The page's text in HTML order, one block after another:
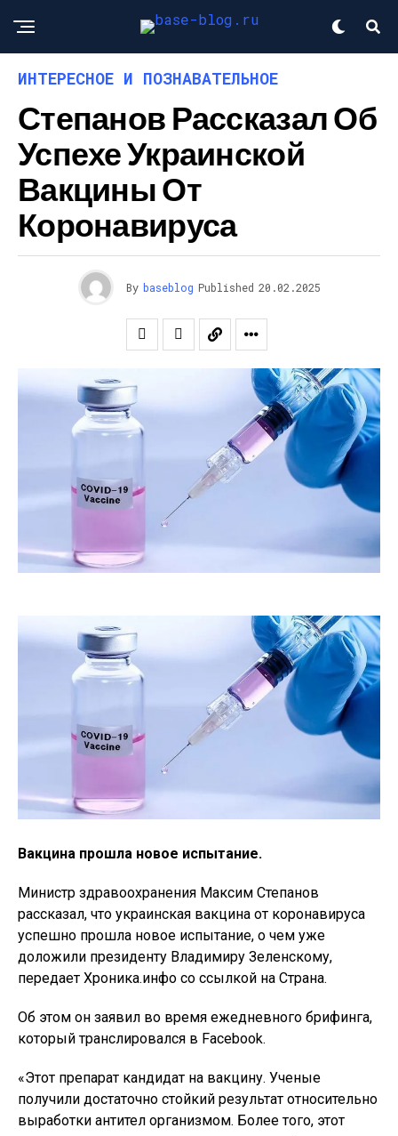
ИНТЕРЕСНОЕ И ПОЗНАВАТЕЛЬНОЕ
Степанов Рассказал Об
Успехе Украинской
Вакцины От
Коронавируса
By baseblog Published 20.02.2025
Вакцина прошла новое испытание.
Министр здравоохранения Максим Степанов
рассказал, что украинская вакцина от коронавируса
успешно прошла новое испытание, о чем уже
доложили президенту Владимиру Зеленскому,
передает Хроника.инфо со ссылкой на Страна.
Об этом он заявил во время ежедневного брифинга,
который транслировался в Facebook.
«Этот препарат кандидат на вакцину. Ученые
получили достаточно стойкий результат относительно
выработки антител организмом. Более того, этот